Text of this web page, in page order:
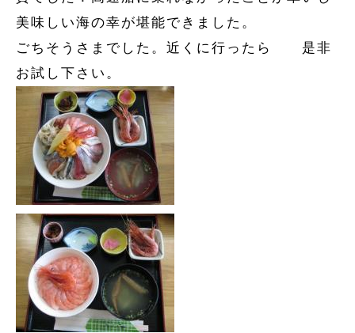
美味しい海の幸が堪能できました。
ごちそうさまでした。近くに行ったら 是非
お試し下さい。